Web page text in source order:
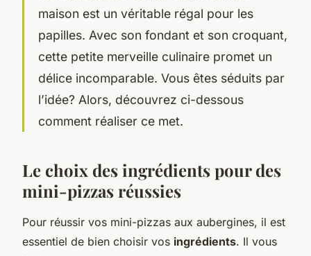
maison est un véritable régal pour les
papilles. Avec son fondant et son croquant,
cette petite merveille culinaire promet un
délice incomparable. Vous êtes séduits par
l’idée? Alors, découvrez ci-dessous
comment réaliser ce met.
Le choix des ingrédients pour des
mini-pizzas réussies
Pour réussir vos mini-pizzas aux aubergines, il est
essentiel de bien choisir vos ingrédients. Il vous